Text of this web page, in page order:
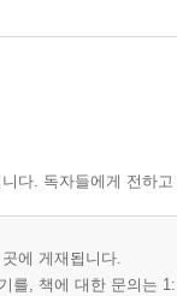
다. 독자들에게 전하
에 게재됩니다.
를, 책에 대한 문의는